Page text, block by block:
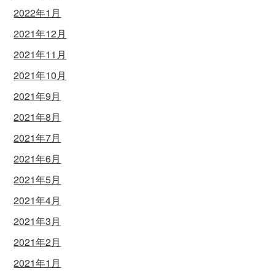
2022年1月
2021年12月
2021年11月
2021年10月
2021年9月
2021年8月
2021年7月
2021年6月
2021年5月
2021年4月
2021年3月
2021年2月
2021年1月